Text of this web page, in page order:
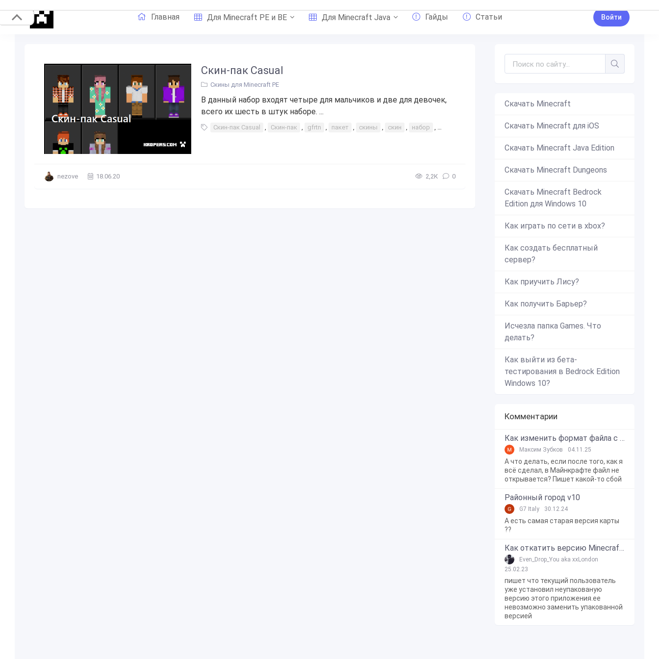
Главная Для Minecraft PE и BE Для Minecraft Java Гайды Статьи Войти
Скин-пак Casual
Скины для Minecraft PE
В данный набор входят четыре для мальчиков и две для девочек,
всего их шесть в штук наборе. ...
Скин-пак Casual , Скин-пак , gfrtn , пакет , скины , скин , набор , набор скинов для девочек , для мальчиков , девушен
nezove 18.06.20 2,2К 0
Скачать Minecraft
Скачать Minecraft для iOS
Скачать Minecraft Java Edition
Скачать Minecraft Dungeons
Скачать Minecraft Bedrock
Edition для Windows 10
Как играть по сети в xbox?
Как создать бесплатный
сервер?
Как приучить Лису?
Как получить Барьер?
Исчезла папка Games. Что
делать?
Как выйти из бета-
тестирования в Bedrock Edition
Windows 10?
Комментарии
Как изменить формат файла с zip в mcworld?
Максим Зубков 04.11.25
А что делать, если после того, как я
всё сделал, в Майнкрафте файл не
открывается? Пишет какой-то сбой
Районный город v10
G7 Italy 30.12.24
А есть самая старая версия карты
??
Как откатить версию Minecraft Bedrock Edition на Windows 10?
Even_Drop_You aka xxLondon
25.02.23
пишет что текущий пользователь
уже установил неупакованую
версию этого приложения.ее
невозможно заменить упакованной
версией